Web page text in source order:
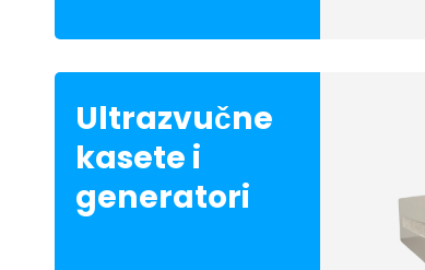
Ultrazvučne
kasete i
generatori